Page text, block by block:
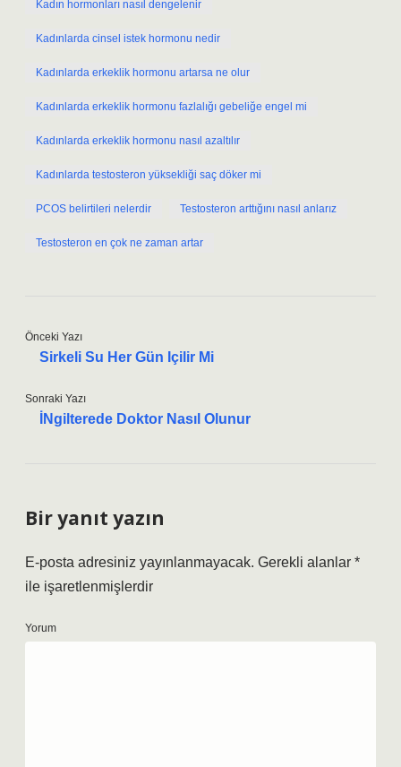
Kadın hormonları nasıl dengelenir
Kadınlarda cinsel istek hormonu nedir
Kadınlarda erkeklik hormonu artarsa ne olur
Kadınlarda erkeklik hormonu fazlalığı gebeliğe engel mi
Kadınlarda erkeklik hormonu nasıl azaltılır
Kadınlarda testosteron yüksekliği saç döker mi
PCOS belirtileri nelerdir Testosteron arttığını nasıl anlarız
Testosteron en çok ne zaman artar
Önceki Yazı
Sirkeli Su Her Gün Içilir Mi
Sonraki Yazı
İNgilterede Doktor Nasıl Olunur
Bir yanıt yazın
E-posta adresiniz yayınlanmayacak. Gerekli alanlar *
ile işaretlenmişlerdir
Yorum